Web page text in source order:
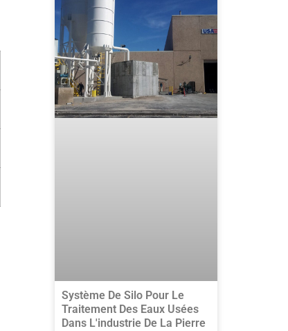
Système De Silo Pour Le
Traitement Des Eaux Usées
Dans L'industrie De La Pierre